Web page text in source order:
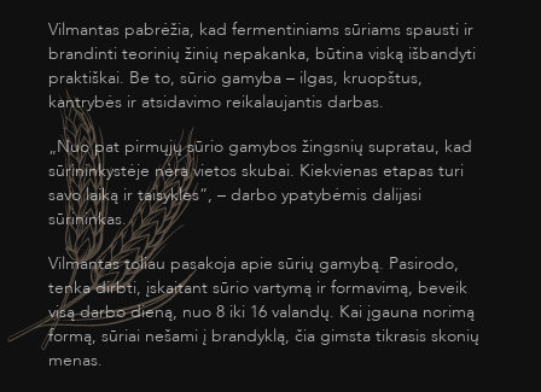
Vilmantas pabrėžia, kad fermentiniams sūriams spausti ir
brandinti teorinių žinių nepakanka, būtina viską išbandyti
praktiškai. Be to, sūrio gamyba – ilgas, kruopštus,
kantrybės ir atsidavimo reikalaujantis darbas.
„Nuo pat pirmųjų sūrio gamybos žingsnių supratau, kad
sūrininkystėje nėra vietos skubai. Kiekvienas etapas turi
savo laiką ir taisykles“, – darbo ypatybėmis dalijasi
sūrininkas.
Vilmantas toliau pasakoja apie sūrių gamybą. Pasirodo,
tenka dirbti, įskaitant sūrio vartymą ir formavimą, beveik
visą darbo dieną, nuo 8 iki 16 valandų. Kai įgauna norimą
formą, sūriai nešami į brandyklą, čia gimsta tikrasis skonių
menas.